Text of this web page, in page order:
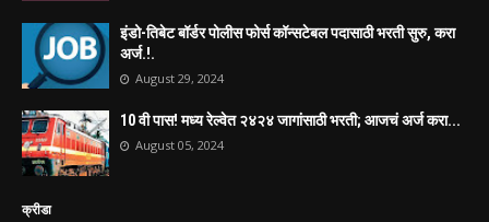
इंडो-तिबेट बॉर्डर पोलीस फोर्स कॉन्सटेबल पदासाठी भरती सुरु, करा
अर्ज.!.
August 29, 2024
10 वी पास! मध्य रेल्वेत २४२४ जागांसाठी भरती; आजचं अर्ज करा...
August 05, 2024
क्रीडा